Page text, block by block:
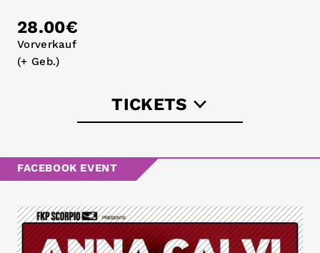
28.00€
Vorverkauf
(+ Geb.)
TICKETS
koka36.de
FACEBOOK EVENT